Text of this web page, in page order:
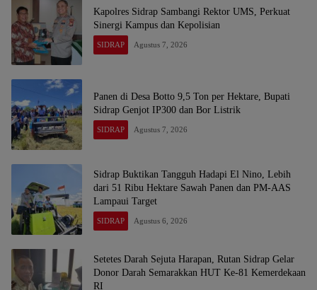
Kapolres Sidrap Sambangi Rektor UMS, Perkuat
Sinergi Kampus dan Kepolisian
SIDRAP Agustus 7, 2026
Panen di Desa Botto 9,5 Ton per Hektare, Bupati
Sidrap Genjot IP300 dan Bor Listrik
SIDRAP Agustus 7, 2026
Sidrap Buktikan Tangguh Hadapi El Nino, Lebih
dari 51 Ribu Hektare Sawah Panen dan PM-AAS
Lampaui Target
SIDRAP Agustus 6, 2026
Setetes Darah Sejuta Harapan, Rutan Sidrap Gelar
Donor Darah Semarakkan HUT Ke-81 Kemerdekaan
RI